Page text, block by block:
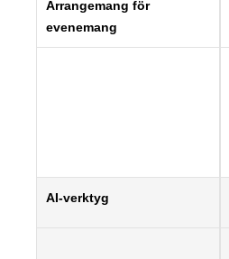
Arrangemang för
evenemang
AI-verktyg